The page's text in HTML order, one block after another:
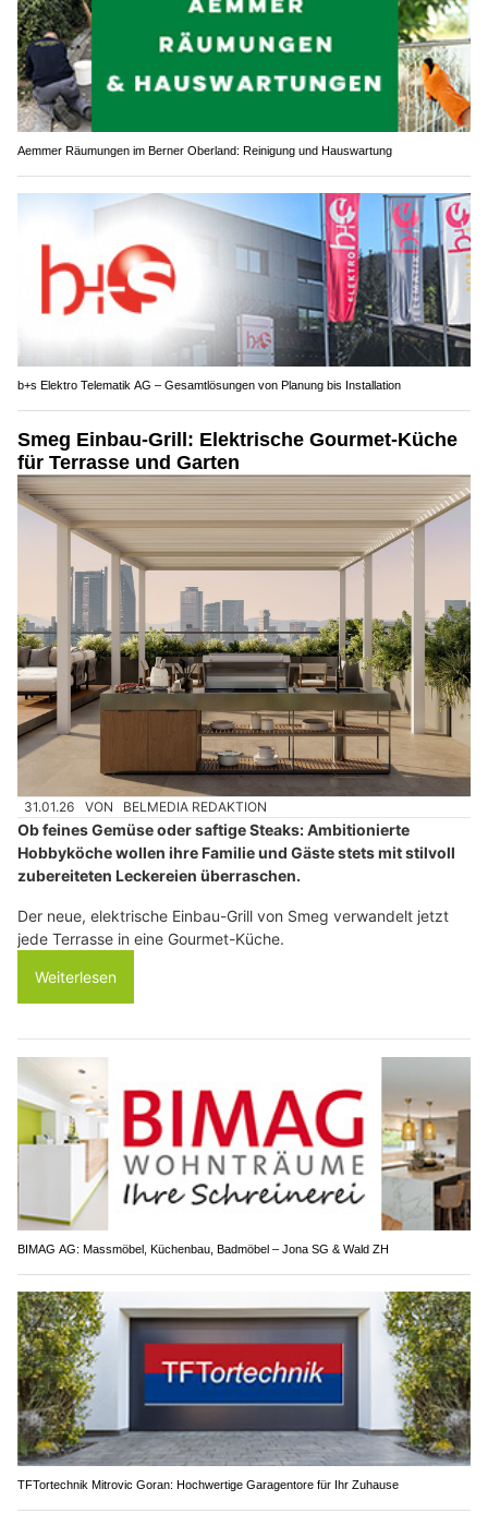
Aemmer Räumungen im Berner Oberland: Reinigung und Hauswartung
b+s Elektro Telematik AG – Gesamtlösungen von Planung bis Installation
Smeg Einbau-Grill: Elektrische Gourmet-Küche
für Terrasse und Garten
31.01.26 VON BELMEDIA REDAKTION
Ob feines Gemüse oder saftige Steaks: Ambitionierte
Hobbyköche wollen ihre Familie und Gäste stets mit stilvoll
zubereiteten Leckereien überraschen.
Der neue, elektrische Einbau-Grill von Smeg verwandelt jetzt
jede Terrasse in eine Gourmet-Küche.
Weiterlesen
BIMAG AG: Massmöbel, Küchenbau, Badmöbel – Jona SG & Wald ZH
TFTortechnik Mitrovic Goran: Hochwertige Garagentore für Ihr Zuhause